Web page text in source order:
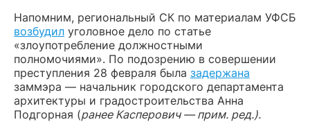
Напомним, региональный СК по материалам УФСБ
возбудил уголовное дело по статье
«злоупотребление должностными
полномочиями». По подозрению в совершении
преступления 28 февраля была задержана
заммэра — начальник городского департамента
архитектуры и градостроительства Анна
Подгорная (ранее Касперович — прим. ред.).